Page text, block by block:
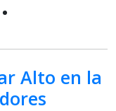
Alto en la